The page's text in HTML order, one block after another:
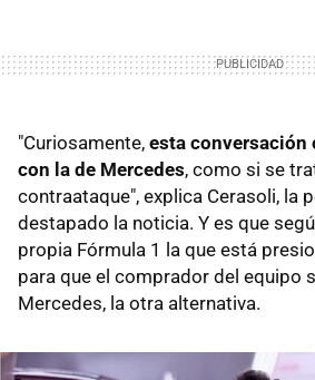
"Curiosamente, esta conversación
con la de Mercedes, como si se
contraataque", explica Cerasoli, la
destapado la noticia. Y es que
propia Fórmula 1 la que está
para que el comprador del equipo
Mercedes, la otra alternativa.